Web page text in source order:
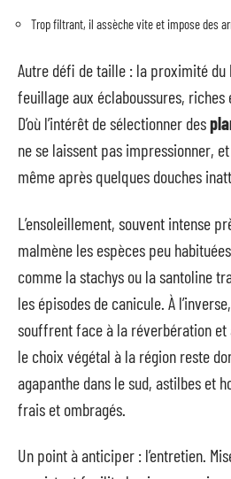
Trop filtrant, il assèche vite et impose des
Autre défi de taille : la proximité du
feuillage aux éclaboussures,
D’où l’intérêt de sélectionner des
ne se laissent pas impressionner,
même après quelques douches
L’ensoleillement, souvent intense
malmène les espèces peu
comme la stachys ou la santoline
les épisodes de canicule. À
souffrent face à la réverbération et
le choix végétal à la région reste
agapanthe dans le sud, astilbes et
frais et ombragés.
Un point à anticiper : l’entretien.